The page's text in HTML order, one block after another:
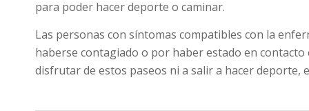
para poder hacer deporte o caminar.
Las personas con síntomas compatibles con la
haberse contagiado o por haber estado en
disfrutar de estos paseos ni a salir a hacer deporte,